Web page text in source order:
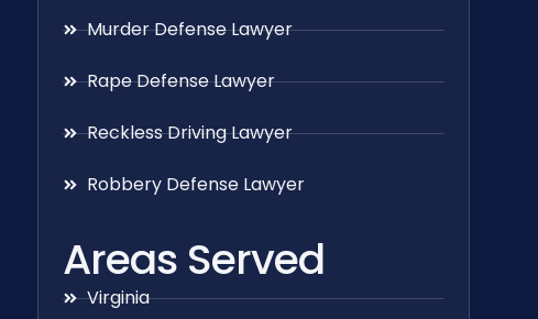
Murder Defense Lawyer
Rape Defense Lawyer
Reckless Driving Lawyer
Robbery Defense Lawyer
Areas Served
Virginia